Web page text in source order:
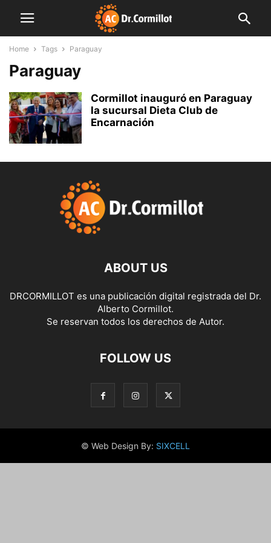
Home Tags Paraguay
Paraguay
Cormillot inauguró en Paraguay
la sucursal Dieta Club de
Encarnación
ABOUT US
DRCORMILLOT es una publicación digital registrada del Dr.
Alberto Cormillot.
Se reservan todos los derechos de Autor.
FOLLOW US
© Web Design By: SIXCELL